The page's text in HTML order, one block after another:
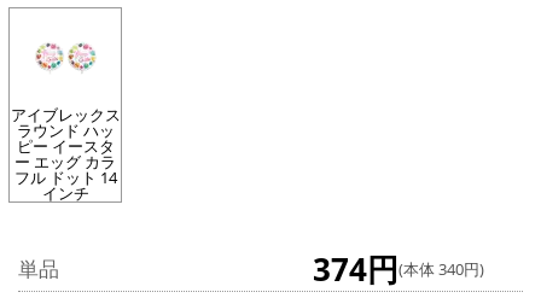
アイブレックス
ラウンド ハッ
ピー イースタ
ー エッグ カラ
フル ドット 14
インチ
単品 374円(本体 340円)